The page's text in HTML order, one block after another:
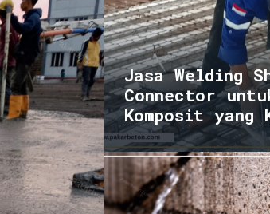
Jasa Welding
Connector
Komposit yang